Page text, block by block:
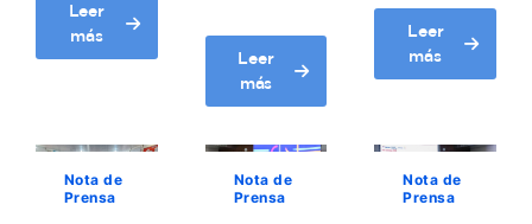
Leer
más
about
Karina
implica
construir
Leer
más
about
Estudiantes
la
Unacom
cierran
Leer
más
about
“Currículo
la
Unacom
expresa
Nota de
Prensa
Nota de
Prensa
Nota de
Prensa